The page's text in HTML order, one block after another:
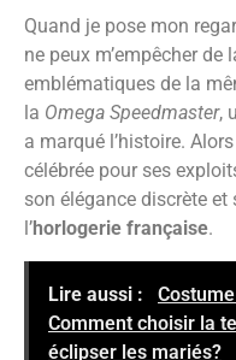
Quand je pose mon
ne peux m’empêcher de
emblématiques de la
la Omega Speedmaster,
a marqué l’histoire.
célébrée pour ses
son élégance discrète
l’horlogerie française.
Lire aussi :
Comment choisir la
éclipser les mariés?